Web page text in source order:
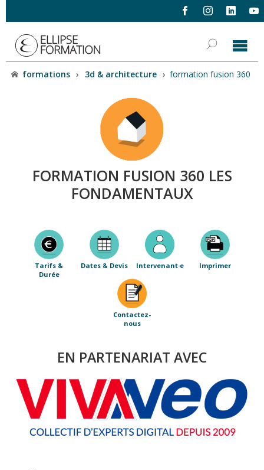
formations › 3d & architecture › formation fusion 360
FORMATION FUSION 360 LES
FONDAMENTAUX
Tarifs &
Durée
Dates & Devis Intervenant·e Imprimer
Contactez-
nous
EN PARTENARIAT AVEC